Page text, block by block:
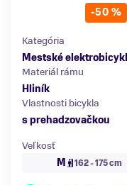
-50 %
Kategória
Mestské
Materiál rámu
Hliník
Vlastnosti bicykla
s prehadzovačkou
Veľkosť
M
162 - 175 cm